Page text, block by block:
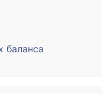
баланса